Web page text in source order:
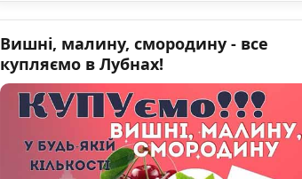
Вишні, малину, смородину - все
купляємо в Лубнах!